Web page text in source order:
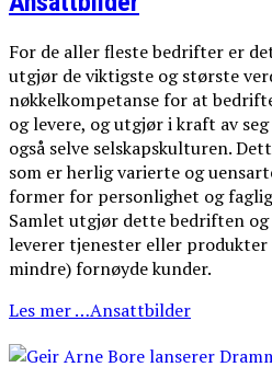
For de aller fleste bedrifter er
utgjør de viktigste og største
nøkkelkompetanse for at
og levere, og utgjør i kraft av
også selve selskapskulturen.
som er herlig varierte og
former for personlighet og
Samlet utgjør dette bedriften
leverer tjenester eller
mindre) fornøyde kunder.
Les mer …Ansattbilder